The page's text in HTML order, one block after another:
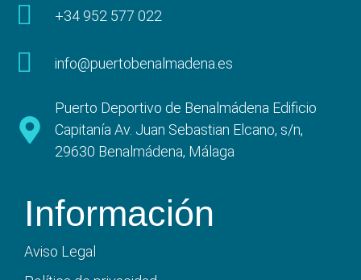
+34 952 577 022
info@puertobenalmadena.es
Puerto Deportivo de Benalmádena Edificio
Capitanía Av. Juan Sebastian Elcano, s/n,
29630 Benalmádena, Málaga
Información
Aviso Legal